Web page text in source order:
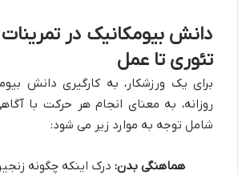
دانش بیومکانیک در تمرینات
تئوری تا عمل
برای یک ورزشکار، به کارگیری دانش
روزانه، به معنای انجام هر حرکت با
شامل توجه به موارد زیر می شود:
هماهنگی بدن: درک اینکه چگونه